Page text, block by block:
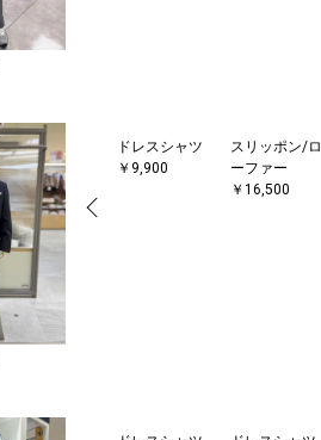
ドレスシャツ
￥9,900
スリッポン/ロ
ーファー
￥16,500